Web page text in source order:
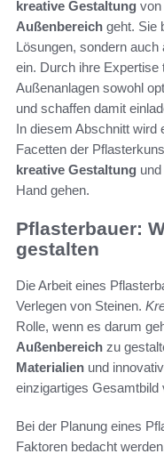
kreative Gestaltung von
Außenbereich geht. Sie
Lösungen, sondern
ein. Durch ihre Expertise
Außenanlagen sowohl
und schaffen damit
In diesem Abschnitt wird
Facetten der
kreative Gestaltung
Hand gehen.
Pflasterbauer:
gestalten
Die Arbeit eines
Verlegen von Steinen.
Rolle, wenn es darum
Außenbereich zu
Materialien und
einzigartiges Gesamtbild
Bei der Planung eines
Faktoren bedacht